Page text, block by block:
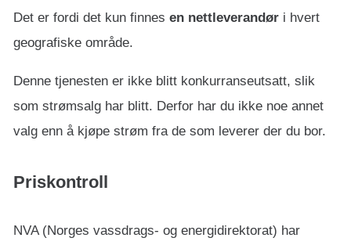
Det er fordi det kun finnes en nettleverandør i hvert
geografiske område.
Denne tjenesten er ikke blitt konkurranseutsatt, slik
som strømsalg har blitt. Derfor har du ikke noe annet
valg enn å kjøpe strøm fra de som leverer der du bor.
Priskontroll
NVA (Norges vassdrags- og energidirektorat) har